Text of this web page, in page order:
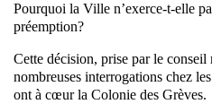
Pourquoi la Ville n’exerce-t-elle
préemption?
Cette décision, prise par le
nombreuses interrogations chez
ont à cœur la Colonie des Grèves.